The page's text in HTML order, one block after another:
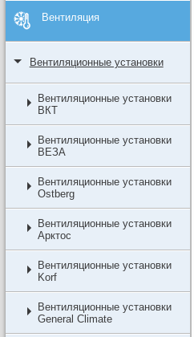
Вентиляция
Вентиляционные установки
Вентиляционные установки
ВКТ
Вентиляционные установки
ВЕЗА
Вентиляционные установки
Ostberg
Вентиляционные установки
Арктос
Вентиляционные установки
Korf
Вентиляционные установки
General Climate